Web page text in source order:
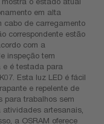
em alta
cabo de carregamento
correspondente estão
com a
inspeção tem
e é testada para
Esta luz LED é fácil
e repelente de
para trabalhos sem
artesanais,
a OSRAM oferece